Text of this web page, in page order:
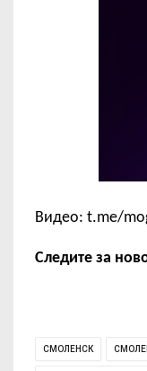
Видео: t.me/
Следите за
СМОЛЕНСК